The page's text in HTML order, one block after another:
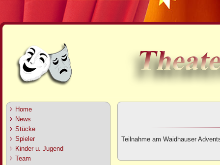
Home
News
Stücke
Spieler
Kinder u. Jugend
Team
Teilnahme am Waidhauser